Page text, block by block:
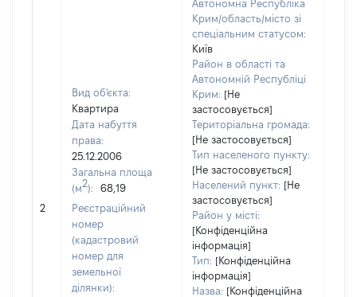
2
Вид об'єкта:
Квартира
Дата набуття
права:
25.12.2006
Загальна площа
(м2):
68,19
Реєстраційний
номер
(кадастровий
номер для
земельної
ділянки):
Автономна Республіка
Крим/область/місто зі
спеціальним статусом:
Київ
Район в області та
Автономній Республіці
Крим: [Не
застосовується]
Територіальна громада:
[Не застосовується]
Тип населеного пункту:
[Не застосовується]
Населений пункт: [Не
застосовується]
Район у місті:
[Конфіденційна
інформація]
Тип: [Конфіденційна
інформація]
Назва: [Конфіденційна